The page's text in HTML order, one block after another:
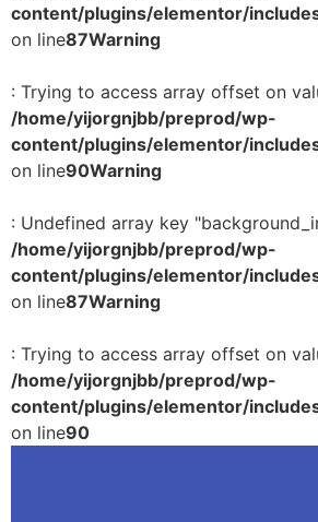
content/plugins/elementor/
on line87Warning
: Trying to access array offset on
/home/yijorgnjbb/preprod/wp-
content/plugins/elementor/
on line90Warning
: Undefined array key
/home/yijorgnjbb/preprod/wp-
content/plugins/elementor/
on line87Warning
: Trying to access array offset on
/home/yijorgnjbb/preprod/wp-
content/plugins/elementor/
on line90